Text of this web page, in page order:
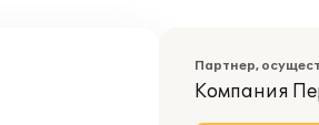
Партнер,
Компания